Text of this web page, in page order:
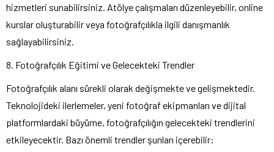
hizmetleri sunabilirsiniz. Atölye çalışmaları düzenleyebilir, online
kurslar oluşturabilir veya fotoğrafçılıkla ilgili danışmanlık
sağlayabilirsiniz.
8. Fotoğrafçılık Eğitimi ve Gelecekteki Trendler
Fotoğrafçılık alanı sürekli olarak değişmekte ve gelişmektedir.
Teknolojideki ilerlemeler, yeni fotoğraf ekipmanları ve dijital
platformlardaki büyüme, fotoğrafçılığın gelecekteki trendlerini
etkileyecektir. Bazı önemli trendler şunları içerebilir: